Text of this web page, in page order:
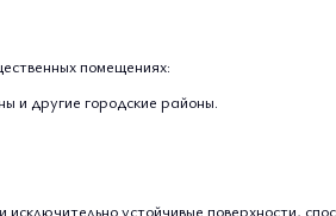
помещениях:
и другие городские районы.
устойчивые поверхности,